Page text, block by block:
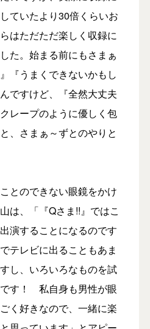
ていたより30倍くらいお
はただただ楽しく収録に
た。始まる前にもさまぁ
『うまくできないかもし
ですけど、『全然大丈夫
レープのように優しく包
、さまぁ～ずとのやりと
とのできない眼鏡をかけ
は、「『Qさま!!』ではこ
演することになるのです
テレビに出ることもあま
し、いろいろなものを試
す！ 私自身も男性が眼
く好きなので、一緒に楽